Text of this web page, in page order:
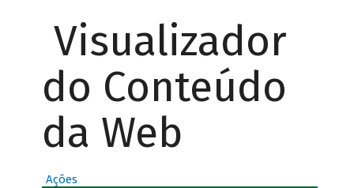
Visualizador
do Conteúdo
da Web
Ações